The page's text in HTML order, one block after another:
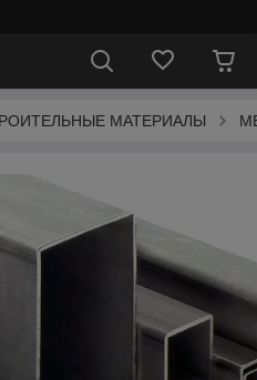
МАТЕРИАЛЫ